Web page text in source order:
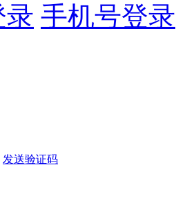
录 手机号登录
发送验证码